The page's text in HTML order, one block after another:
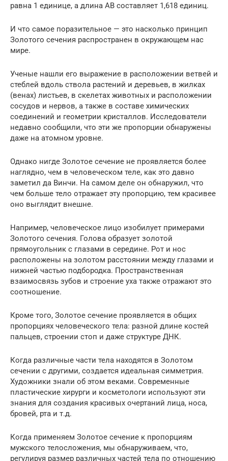
равна 1 единице, а длина AB составляет 1,618 единиц.
И что самое поразительное — это насколько принцип
Золотого сечения распространен в окружающем нас
мире.
Ученые нашли его выражение в расположении ветвей и
стеблей вдоль ствола растений и деревьев, в жилках
(венах) листьев, в скелетах животных и расположении
сосудов и нервов, а также в составе химических
соединений и геометрии кристаллов. Исследователи
недавно сообщили, что эти же пропорции обнаружены
даже на атомном уровне.
Однако нигде Золотое сечение не проявляется более
наглядно, чем в человеческом теле, как это давно
заметил да Винчи. На самом деле он обнаружил, что
чем больше тело отражает эту пропорцию, тем красивее
оно выглядит внешне.
Например, человеческое лицо изобилует примерами
Золотого сечения. Голова образует золотой
прямоугольник с глазами в середине. Рот и нос
расположены на золотом расстоянии между глазами и
нижней частью подбородка. Пространственная
взаимосвязь зубов и строение уха также отражают это
соотношение.
Кроме того, Золотое сечение проявляется в общих
пропорциях человеческого тела: разной длине костей
пальцев, строении стоп и даже структуре ДНК.
Когда различные части тела находятся в Золотом
сечении с другими, создается идеальная симметрия.
Художники знали об этом веками. Современные
пластические хирурги и косметологи используют эти
знания для создания красивых очертаний лица, носа,
бровей, рта и т.д.
Когда применяем Золотое сечение к пропорциям
мужского телосложения, мы обнаруживаем, что,
регулируя размер различных частей тела по отношению